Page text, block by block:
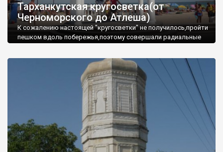
Тарханкутская кругосветка(от
Черноморского до Атлеша)
К сожалению настоящей "кругосветки" не получилось,пройти
пешком вдоль побережья,поэтому совершали радиальные